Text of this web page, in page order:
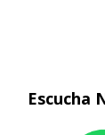
Escucha